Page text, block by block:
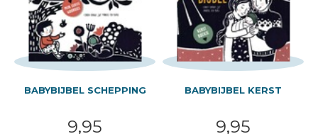
BABYBIJBEL SCHEPPING
9,95
BABYBIJBEL KERST
9,95